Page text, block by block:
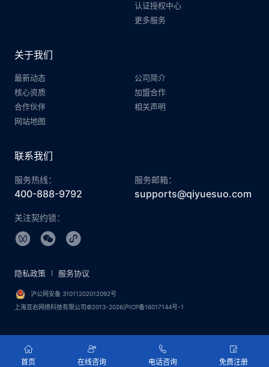
认证授权中心
更多服务
关于我们
最新动态
公司简介
核心资质
加盟合作
合作伙伴
相关声明
网站地图
联系我们
服务热线：
400-888-9792
服务邮箱：
supports@qiyuesuo.com
关注契约锁：
沪公网安备 31011202012092号
上海亘岩网络科技有限公司©2013-2026沪ICP备16017144号-1
隐私政策 服务协议
首页 在线咨询 电话咨询 免费注册